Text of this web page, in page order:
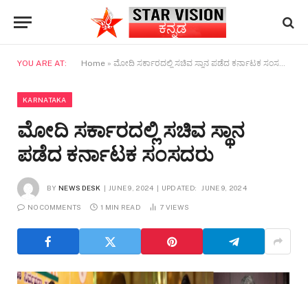
YOU ARE AT: Home » ಮೋದಿ ಸರ್ಕಾರದಲ್ಲಿ ಸಚಿವ ಸ್ಥಾನ ಪಡೆದ ಕರ್ನಾಟಕ ಸಂಸದರು
KARNATAKA
ಮೋದಿ ಸರ್ಕಾರದಲ್ಲಿ ಸಚಿವ ಸ್ಥಾನ
ಪಡೆದ ಕರ್ನಾಟಕ ಸಂಸದರು
BY NEWS DESK JUNE 9, 2024 UPDATED: JUNE 9, 2024
NO COMMENTS 1 MIN READ 7 VIEWS